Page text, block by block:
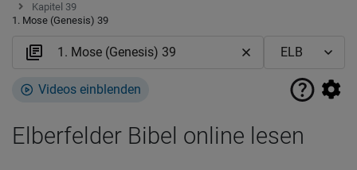
Kapitel 39
1. Mose (Genesis) 39
Videos einblenden
Elberfelder Bibel online lesen